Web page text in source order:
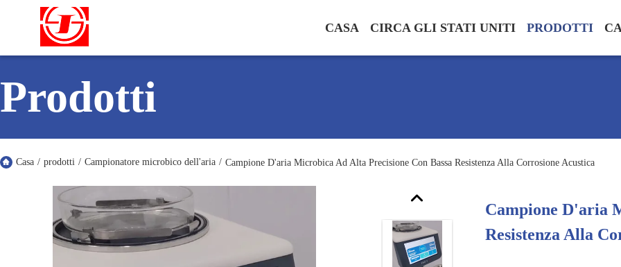
CASA CIRCA GLI STATI UNITI PRODOTTI
Prodotti
Casa / prodotti / Campionatore microbico dell'aria / Campione D'aria Microbica Ad Alta Precisione Con Bassa Resistenza Alla Corrosione Acustica
Campione D'aria
Resistenza Alla